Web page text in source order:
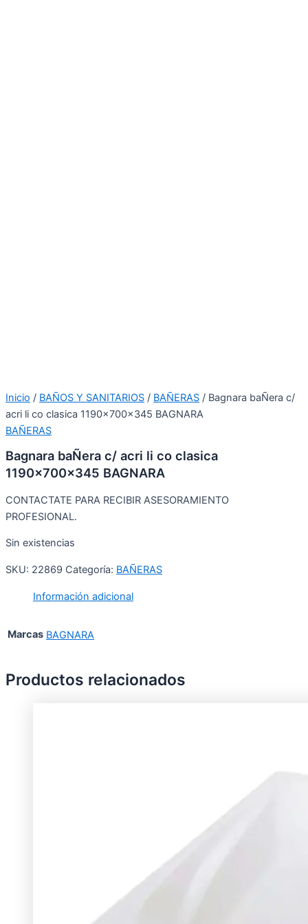
Inicio / BAÑOS Y SANITARIOS / BAÑERAS / Bagnara baÑera c/
acri li co clasica 1190x700x345 BAGNARA
BAÑERAS
Bagnara baÑera c/ acri li co clasica
1190x700x345 BAGNARA
CONTACTATE PARA RECIBIR ASESORAMIENTO
PROFESIONAL.
Sin existencias
SKU: 22869 Categoría: BAÑERAS
Información adicional
Marcas BAGNARA
Productos relacionados